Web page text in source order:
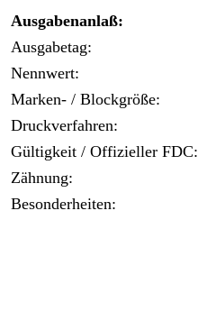
Ausgabenanlaß:
Ausgabetag:
Nennwert:
Marken- / Blockgröße:
Druckverfahren:
Gültigkeit / Offizieller FDC:
Zähnung:
Besonderheiten: